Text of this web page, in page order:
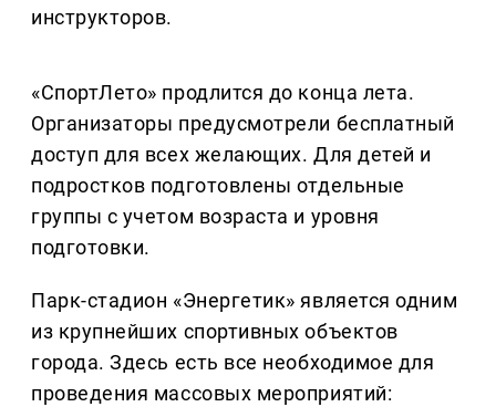
инструкторов.
«СпортЛето» продлится до конца лета.
Организаторы предусмотрели бесплатный
доступ для всех желающих. Для детей и
подростков подготовлены отдельные
группы с учетом возраста и уровня
подготовки.
Парк-стадион «Энергетик» является одним
из крупнейших спортивных объектов
города. Здесь есть все необходимое для
проведения массовых мероприятий: